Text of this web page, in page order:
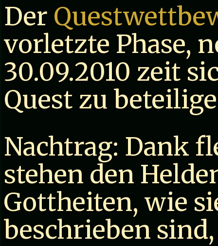
Der
vorletzte Phase,
30.09.2010 zeit
Quest zu
Nachtrag: Dank
stehen den
Gottheiten, wie
beschrieben